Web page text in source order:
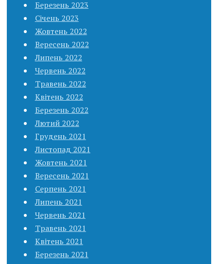
Березень 2023
Січень 2023
Жовтень 2022
Вересень 2022
Липень 2022
Червень 2022
Травень 2022
Квітень 2022
Березень 2022
Лютий 2022
Грудень 2021
Листопад 2021
Жовтень 2021
Вересень 2021
Серпень 2021
Липень 2021
Червень 2021
Травень 2021
Квітень 2021
Березень 2021